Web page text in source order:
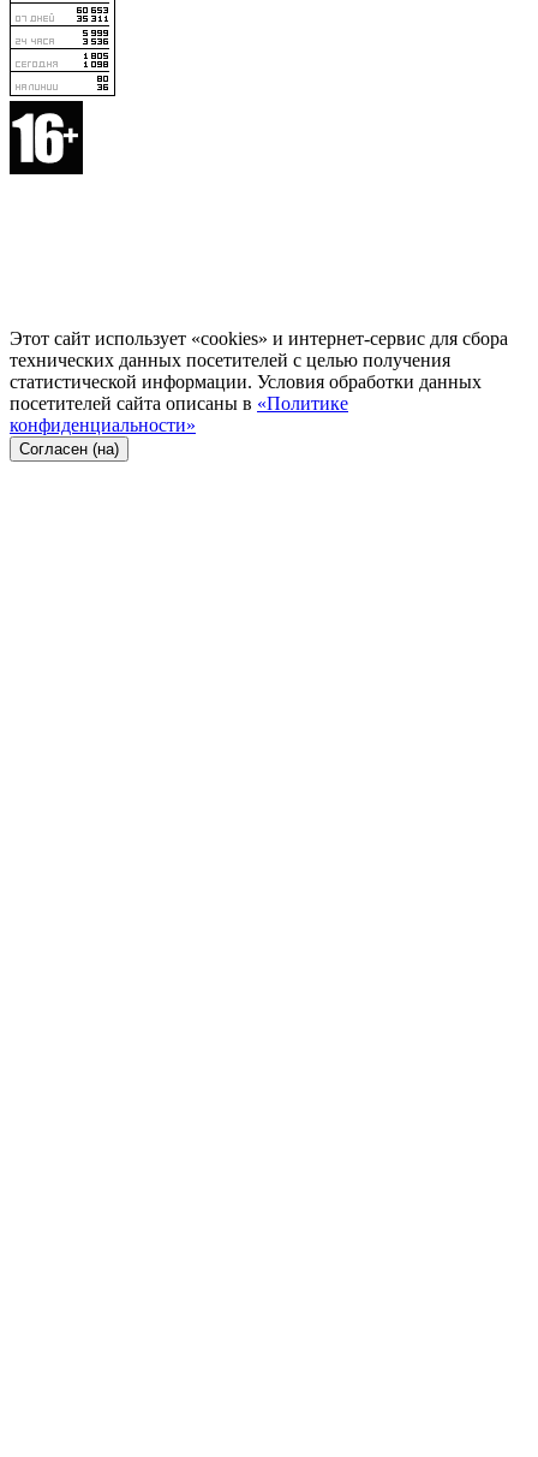
Этот сайт использует «cookies» и интернет-сервис для сбора
технических данных посетителей с целью получения
статистической информации. Условия обработки данных
посетителей сайта описаны в «Политике
конфиденциальности»
Согласен (на)